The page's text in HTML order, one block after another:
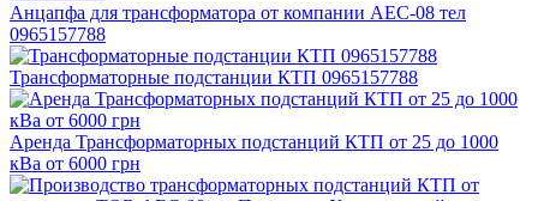
Анцапфа для трансформатора от компании АЕС-08 тел
0965157788
Трансформаторные подстанции КТП 0965157788
Аренда Трансформаторных подстанций КТП от 25 до 1000
кВа от 6000 грн